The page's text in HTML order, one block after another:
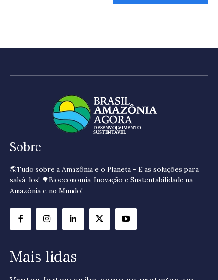
Sobre
🌎Tudo sobre a Amazônia e o Planeta - E as soluções para
salvá-los! 🌳Bioeconomia, Inovação e Sustentabilidade na
Amazônia e no Mundo!
Mais lidas